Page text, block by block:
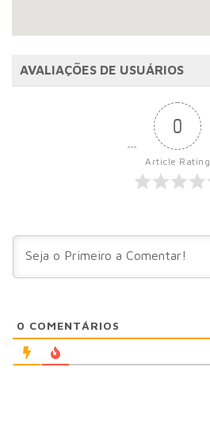
AVALIAÇÕES DE USUÁRIOS
0
Article Rating
0 COMENTÁRIOS